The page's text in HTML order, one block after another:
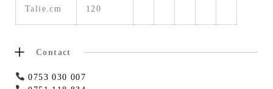
Talie.cm 120
Contact
0753 030 007